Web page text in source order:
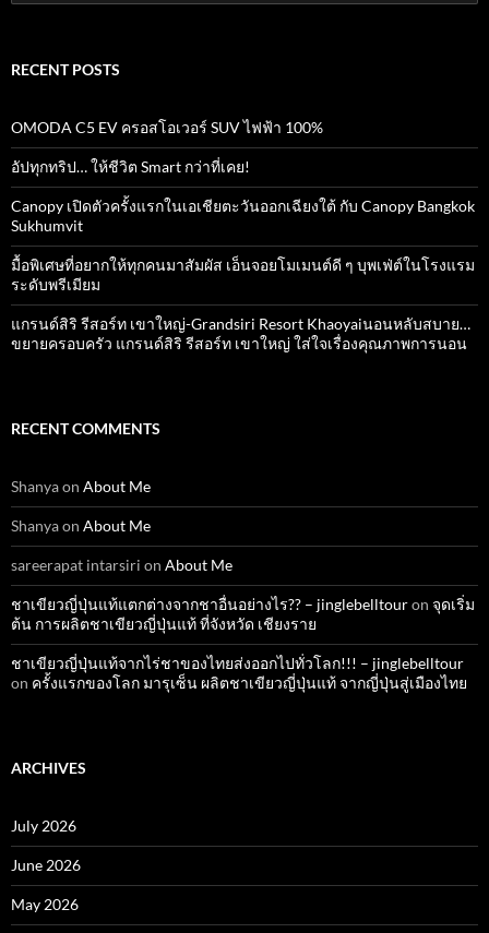
for:
RECENT POSTS
OMODA C5 EV ครอสโอเวอร์ SUV ไฟฟ้า 100%
อัปทุกทริป… ให้ชีวิต Smart กว่าที่เคย!
Canopy เปิดตัวครั้งแรกในเอเชียตะวันออกเฉียงใต้ กับ Canopy Bangkok
Sukhumvit
มื้อพิเศษที่อยากให้ทุกคนมาสัมผัส เอ็นจอยโมเมนต์ดี ๆ บุพเฟ่ต์ในโรงแรม
ระดับพรีเมียม
แกรนด์สิริ​ รีสอร์ท​ เขาใหญ่​-Grandsiri​ Resort​ Khaoyaiนอนหลับสบาย…
ขยายครอบครัว แกรนด์สิริ รีสอร์ท เขาใหญ่ ใส่ใจเรื่องคุณภาพการนอน
RECENT COMMENTS
Shanyaon About Me
Shanyaon About Me
sareerapat intarsiri on About Me
ชาเขียวญี่ปุ่นแท้แตกต่างจากชาอื่นอย่างไร?? – jinglebelltouron จุดเริ่ม
ต้น การผลิตชาเขียวญี่ปุ่นแท้ ที่จังหวัด เชียงราย
ชาเขียวญี่ปุ่นแท้จากไร่ชาของไทยส่งออกไปทั่วโลก!!! – jinglebelltour
on ครั้งแรกของโลก มารุเซ็น ผลิตชาเขียวญี่ปุ่นแท้ จากญี่ปุ่นสู่เมืองไทย
ARCHIVES
July 2026
June 2026
May 2026